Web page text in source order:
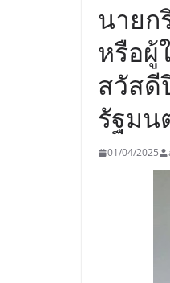
นายก
หรือผู้
สวัสดี
รัฐมน
01/04/2025